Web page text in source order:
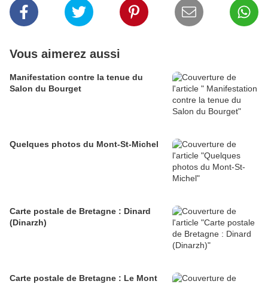
Vous aimerez aussi
Manifestation contre la tenue du
Salon du Bourget
Quelques photos du Mont-St-Michel
Carte postale de Bretagne : Dinard
(Dinarzh)
Carte postale de Bretagne : Le Mont